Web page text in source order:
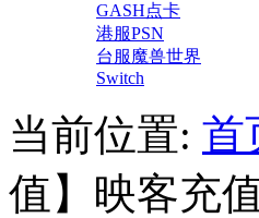
GASH点卡
港服PSN
台服魔兽世界
Switch
当前位置: 首
值】映客充